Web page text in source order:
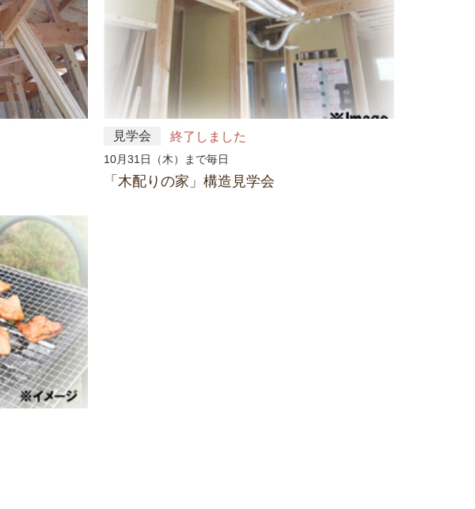
見学会 終了しました
10月31日（木）まで毎日
「木配りの家」構造見学会